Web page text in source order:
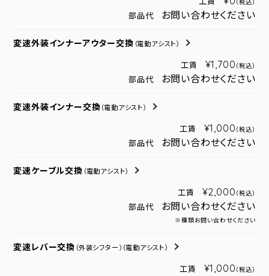
（税込）
部品代 お問い合わせください
変速外装インナーアウター交換 （電動アシスト）
工賃 ¥1,700 （税込）
部品代 お問い合わせください
変速外装インナー交換 （電動アシスト）
工賃 ¥1,000 （税込）
部品代 お問い合わせください
変速ケーブル交換 （電動アシスト）
工賃 ¥2,000 （税込）
部品代 お問い合わせください
※種類お問い合わせください
変速レバー交換 （外装シフター） （電動アシスト）
工賃 ¥1,000 （税込）